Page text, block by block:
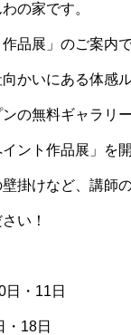
の家です。
品展」のご案内で
かいにある体感
の無料ギャラリ
ント作品展」を開
掛けなど、講師
い！
日・11日
18日